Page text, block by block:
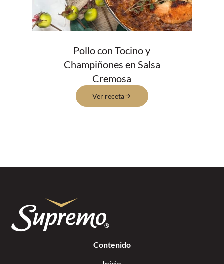
Pollo con Tocino y
Champiñones en Salsa
Cremosa
Ver receta
Contenido